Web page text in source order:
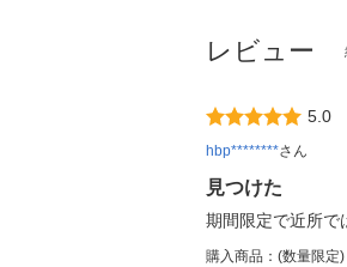
レビュー
5.0
hbp********さん
見つけた
期間限定で近所で
購入商品：(数量限定